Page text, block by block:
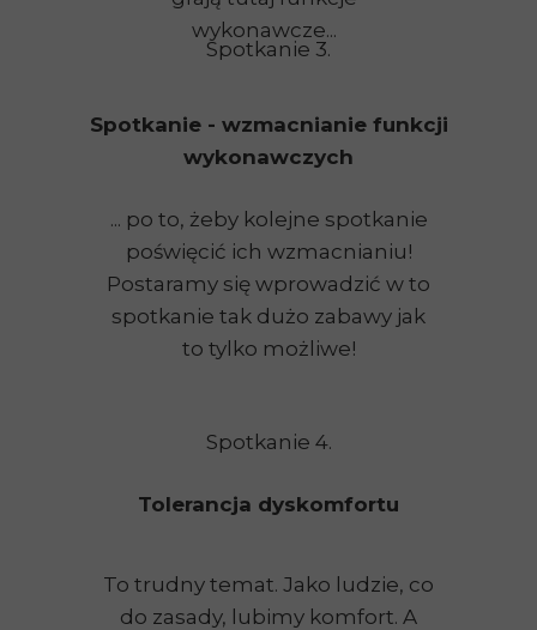
Spotkanie - wzmacnianie funkcji
wykonawczych
Tolerancja dyskomfortu
To trudny temat. Jako ludzie, co
do zasady, lubimy komfort. A
... po to, żeby kolejne spotkanie
poświęcić ich wzmacnianiu!
Postaramy się wprowadzić w to
spotkanie tak dużo zabawy jak
to tylko możliwe!
wykonawcze...
Spotkanie 4.
Spotkanie 3.